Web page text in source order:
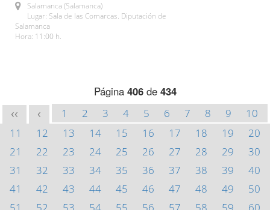
Salamanca (Salamanca)
Lugar: Sala de las Comarcas. Diputación de
Salamanca
Hora: 11:00 h.
Página 406de 434
<< < 1 2 3 4 5 6 7 8 9
10
11
12 13 14 15 16 17 18 19
20
21
22 23 24 25 26 27 28 29
30
31
32 33 34 35 36 37 38 39
40
41
42 43 44 45 46 47 48 49
50